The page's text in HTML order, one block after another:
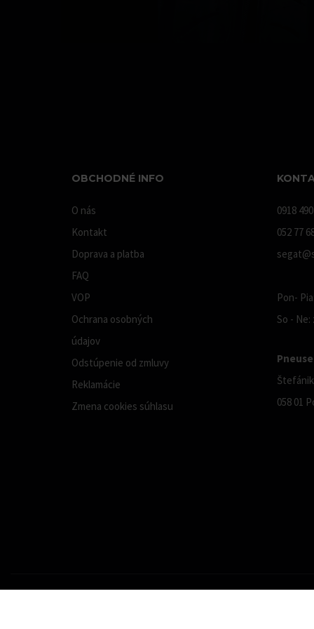
OBCHODNÉ INFO
O nás
Kontakt
Doprava a platba
FAQ
VOP
Ochrana osobných
údajov
Odstúpenie od zmluvy
Reklamácie
Zmena cookies súhlasu
0918
052 77
Pon-
So -
058 01